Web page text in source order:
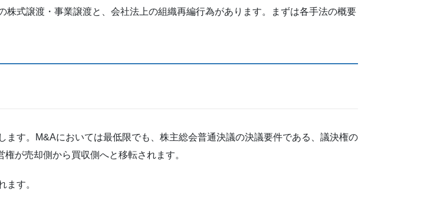
式譲渡・事業譲渡と、会社法上の組織再編行為があります。まずは各手法の概要
す。M&Aにおいては最低限でも、株主総会普通決議の決議要件である、議決権の
が売却側から買収側へと移転されます。
ます。